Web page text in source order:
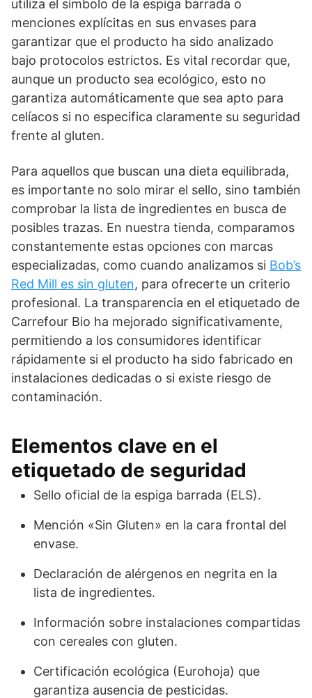
utiliza el símbolo de la espiga barrada o
menciones explícitas en sus envases para
garantizar que el producto ha sido analizado
bajo protocolos estrictos. Es vital recordar que,
aunque un producto sea ecológico, esto no
garantiza automáticamente que sea apto para
celíacos si no especifica claramente su seguridad
frente al gluten.
Para aquellos que buscan una dieta equilibrada,
es importante no solo mirar el sello, sino también
comprobar la lista de ingredientes en busca de
posibles trazas. En nuestra tienda, comparamos
constantemente estas opciones con marcas
especializadas, como cuando analizamos si Bob’s
Red Mill es sin gluten, para ofrecerte un criterio
profesional. La transparencia en el etiquetado de
Carrefour Bio ha mejorado significativamente,
permitiendo a los consumidores identificar
rápidamente si el producto ha sido fabricado en
instalaciones dedicadas o si existe riesgo de
contaminación.
Elementos clave en el
etiquetado de seguridad
Sello oficial de la espiga barrada (ELS).
Mención «Sin Gluten» en la cara frontal del
envase.
Declaración de alérgenos en negrita en la
lista de ingredientes.
Información sobre instalaciones compartidas
con cereales con gluten.
Certificación ecológica (Eurohoja) que
garantiza ausencia de pesticidas.